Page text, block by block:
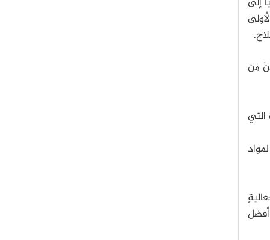
جزيءٍ حتى تتمكنَ من